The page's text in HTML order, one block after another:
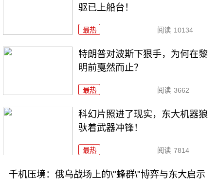
驱已上船台！
最热 阅读 10134
特朗普对波斯下狠手，为何在黎
明前戛然而止？
最热 阅读 3662
科幻片照进了现实，东大机器狼
驮着武器冲锋！
最热 阅读 7814
千机压境：俄乌战场上的\"蜂群\"博弈与东大启示